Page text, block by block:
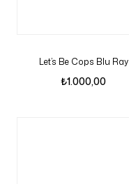
Let’s Be Cops Blu Ray
₺1.000,00